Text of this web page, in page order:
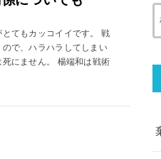
てもカッコイイです。 戦
で、ハラハラしてしまい
にません。 楊端和は戦術